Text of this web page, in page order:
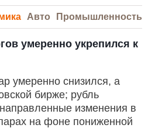
Авто Промышленность
умеренно укрепился к
умеренно снизился, а
бирже; рубль
изменения в
на фоне пониженной